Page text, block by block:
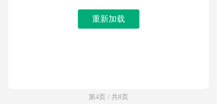
重新加载
第4页 / 共8页